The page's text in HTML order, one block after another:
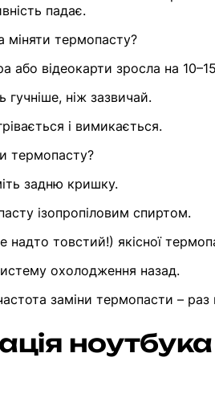
падає.
міняти термопасту?
або відеокарти зросла на
ніж зазвичай.
і вимикається.
термопасту?
задню кришку.
ізопропіловим спиртом.
надто товстий!) якісної
охолодження назад.
заміни термопасти – раз
ноутбука